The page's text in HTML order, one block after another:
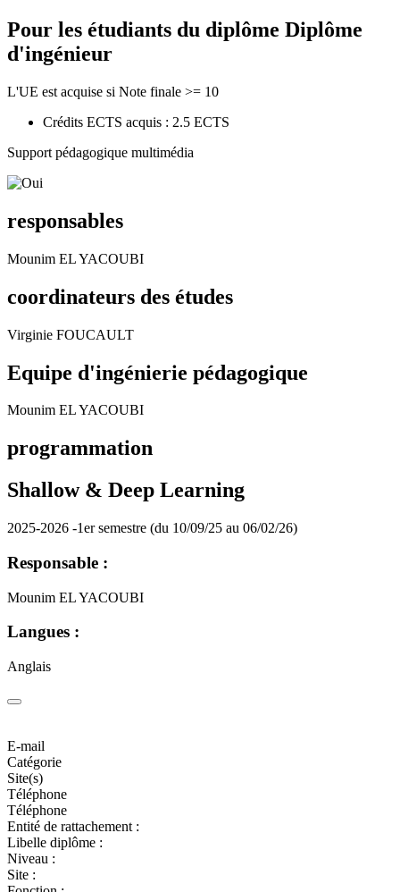
Pour les étudiants du diplôme Diplôme
d'ingénieur
L'UE est acquise si Note finale >= 10
Crédits ECTS acquis : 2.5 ECTS
Support pédagogique multimédia
responsables
Mounim EL YACOUBI
coordinateurs des études
Virginie FOUCAULT
Equipe d'ingénierie pédagogique
Mounim EL YACOUBI
programmation
Shallow & Deep Learning
2025-2026 -1er semestre (du 10/09/25 au 06/02/26)
Responsable :
Mounim EL YACOUBI
Langues :
Anglais
E-mail
Catégorie
Site(s)
Téléphone
Téléphone
Entité de rattachement :
Libelle diplôme :
Niveau :
Site :